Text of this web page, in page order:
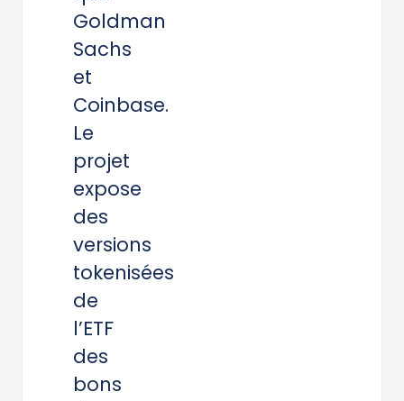
Goldman
Sachs
et
Coinbase.
Le
projet
expose
des
versions
tokenisées
de
l’ETF
des
bons